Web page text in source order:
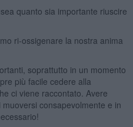
quanto sia importante riuscire
ri-ossigenare la nostra anima
soprattutto in un momento
più facile cedere alla
ci viene raccontato. Avere
consapevolmente e in